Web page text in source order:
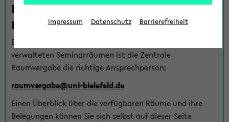
Fragen zu im eKVV verwalteten
Räumen
Bei Fragen zur Vergabe von Hörsälen und vom eKVV
verwalteten Seminarräumen ist die Zentrale
Raumvergabe die richtige Ansprechperson:
raumvergabe@uni-bielefeld.de
Einen Überblick über die verfügbaren Räume und ihre
Belegungen können Sie sich selbst auf dieser Seite
Impressum Datenschutz Barrierefreiheit